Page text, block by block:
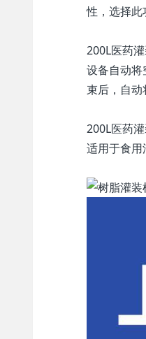
性，选择此
200L医药
设备自动
束后，自
200L医药
适用于食用